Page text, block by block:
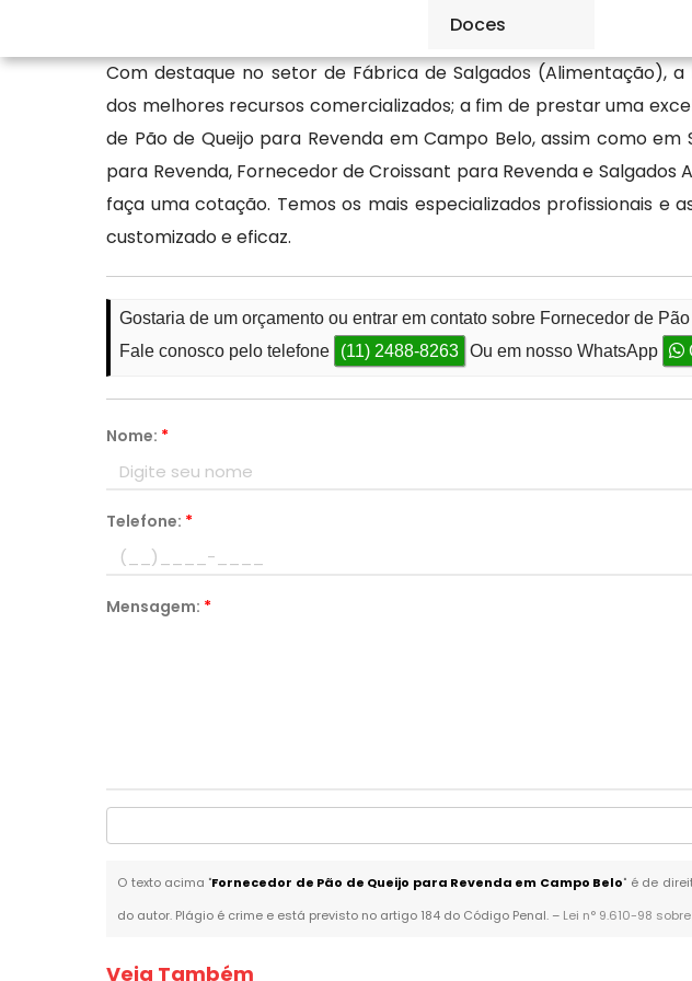
Doces
Com destaque no setor de Fábrica de Salgados (Alimentação),
dos melhores recursos comercializados; a fim de prestar uma
de Pão de Queijo para Revenda em Campo Belo, assim como
para Revenda, Fornecedor de Croissant para Revenda e
faça uma cotação. Temos os mais especializados profissionais
customizado e eficaz.
Gostaria de um orçamento ou entrar em contato sobre Fornecedor de
Fale conosco pelo telefone
(11) 2488-8263 Ou em nosso WhatsApp
Nome: *
Telefone: *
Mensagem: *
O texto acima "Fornecedor de Pão de Queijo para Revenda em Campo Belo" é de
do autor. Plágio é crime e está previsto no artigo 184 do Código Penal. – Lei n° 9.610-98
Veja Também